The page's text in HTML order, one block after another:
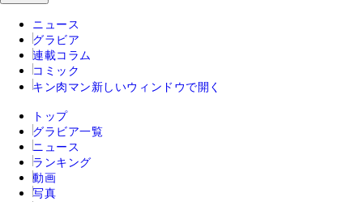
ニュース
グラビア
連載コラム
コミック
キン肉マン 新しいウィンドウで開く
トップ
グラビア一覧
ニュース
ランキング
動画
写真